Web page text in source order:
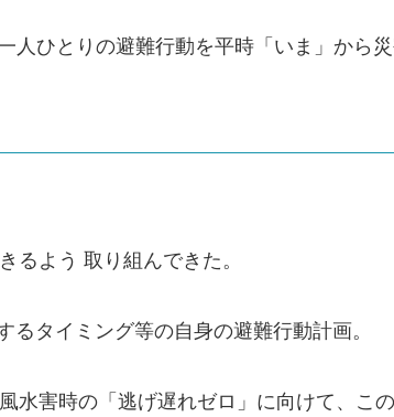
ひとりの避難行動を平時「いま」から
るよう 取り組んできた。
タイミング等の自身の避難行動計画。
水害時の「逃げ遅れゼロ」に向けて、こ